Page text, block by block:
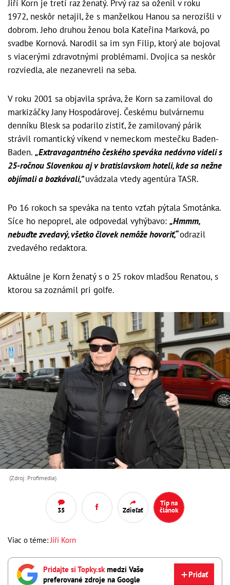
Jiří Korn je tretí raz ženatý. Prvý raz sa oženil v roku
1972, neskôr netajil, že s manželkou Hanou sa nerozišli v
dobrom. Jeho druhou ženou bola Kateřina Marková, po
svadbe Kornová. Narodil sa im syn Filip, ktorý ale bojoval
s viacerými zdravotnými problémami. Dvojica sa neskôr
rozviedla, ale nezanevreli na seba.
V roku 2001 sa objavila správa, že Korn sa zamiloval do
markizáčky Jany Hospodárovej. Českému bulvárnemu
denníku Blesk sa podarilo zistiť, že zamilovaný párik
strávil romantický víkend v nemeckom mestečku Baden-
Baden. „Extravagantného českého speváka nedávno videli s
25-ročnou Slovenkou aj v bratislavskom hoteli, kde sa nežne
objímali a bozkávali,”uvádzala vtedy agentúra TASR.
Po 16 rokoch sa speváka na tento vzťah pýtala Smotánka.
Síce ho nepoprel, ale odpovedal vyhýbavo: „Hmmm,
nebuďte zvedavý, všetko človek nemôže hovoriť,“odrazil
zvedavého redaktora.
Aktuálne je Korn ženatý s o 25 rokov mladšou Renatou, s
ktorou sa zoznámil pri golfe.
(Zdroj: Profimedia)
35 Zdieľať
Tip na
článok
Viac o téme: Jiří Korn
Pridajte si Topky.sk medzi Vaše
preferované zdroje na Google
Pridať